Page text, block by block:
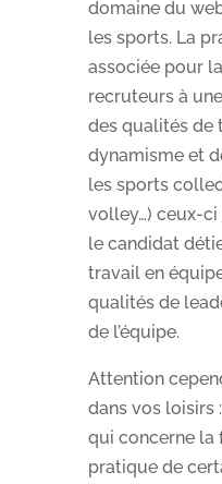
domaine du
les sports. La
associée pour
recruteurs à
des qualités de
dynamisme et
les sports
volley…) ceux-ci
le candidat
travail en
qualités de
de l’équipe.
Attention
dans vos loisirs
qui concerne la
pratique de